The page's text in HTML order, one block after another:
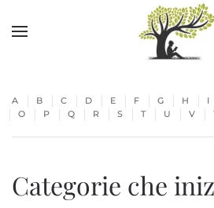
Skip to main content
A B C D E F G H I
O
P Q R S T U V
Categorie che